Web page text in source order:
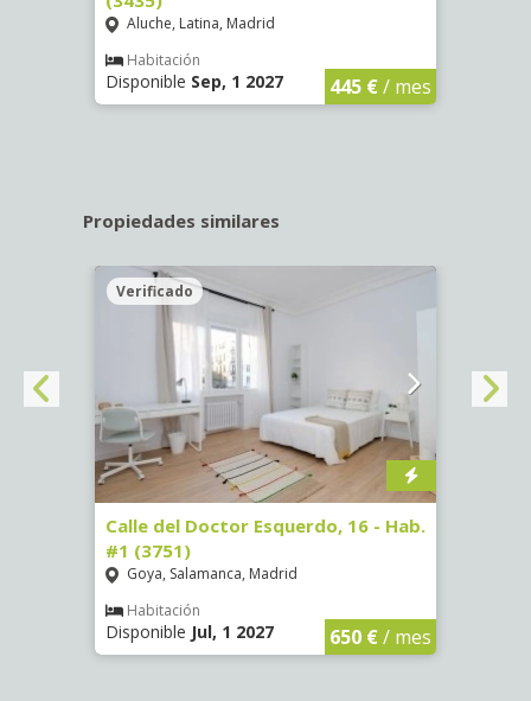
Aluche, Latina, Madrid
Habitación
Disponible Sep, 1 2027 445 €/ mes
Propiedades similares
Verificado
Calle del Doctor Esquerdo, 16 - Hab.
#1 (3751)
Goya, Salamanca, Madrid
Habitación
Disponible Jul, 1 2027 650 €/ mes